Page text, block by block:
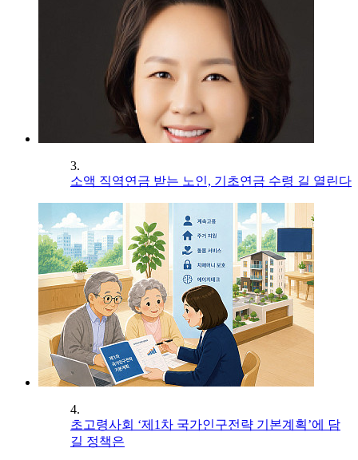
3.
소액 직역연금 받는 노인, 기초연금 수령 길 열린다
4.
초고령사회 ‘제1차 국가인구전략 기본계획’에 담
길 정책은